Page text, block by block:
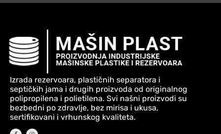
Izrada rezervoara, plastičnih separatora i
septičkih jama i drugih proizvoda od originalnog
polipropilena i polietilena. Svi našni proizvodi su
bezbedni po zdravlje, bez mirisa i ukusa,
sertifikovani i vrhunskog kvaliteta.